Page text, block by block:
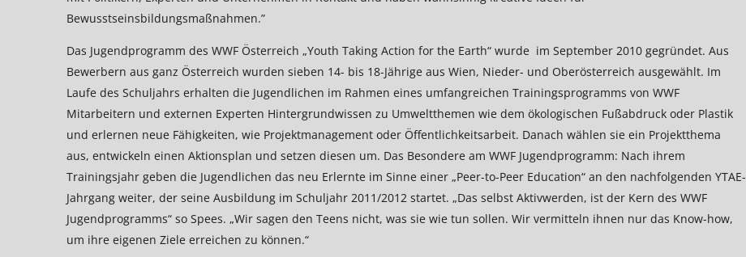
Bewusstseinsbildungsmaßnahmen.”
Das Jugendprogramm des WWF Österreich „Youth Taking Action for the Earth“ wurde im September 2010 gegründet. Aus
Bewerbern aus ganz Österreich wurden sieben 14- bis 18-Jährige aus Wien, Nieder- und Oberösterreich ausgewählt. Im
Laufe des Schuljahrs erhalten die Jugendlichen im Rahmen eines umfangreichen Trainingsprogramms von WWF
Mitarbeitern und externen Experten Hintergrundwissen zu Umweltthemen wie dem ökologischen Fußabdruck oder Plastik
und erlernen neue Fähigkeiten, wie Projektmanagement oder Öffentlichkeitsarbeit. Danach wählen sie ein Projektthema
aus, entwickeln einen Aktionsplan und setzen diesen um. Das Besondere am WWF Jugendprogramm: Nach ihrem
Trainingsjahr geben die Jugendlichen das neu Erlernte im Sinne einer „Peer-to-Peer Education“ an den nachfolgenden YTAE-
Jahrgang weiter, der seine Ausbildung im Schuljahr 2011/2012 startet. „Das selbst Aktivwerden, ist der Kern des WWF
Jugendprogramms“ so Spees. „Wir sagen den Teens nicht, was sie wie tun sollen. Wir vermitteln ihnen nur das Know-how,
um ihre eigenen Ziele erreichen zu können.“